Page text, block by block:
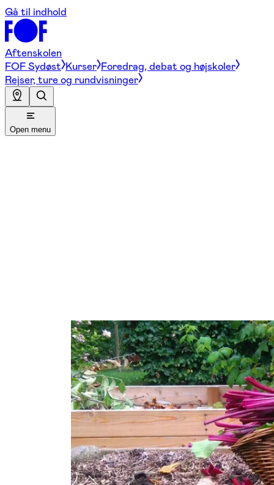
Gå til indhold
Aftenskolen
FOF Sydøst Kurser Foredrag, debat og højskoler
Rejser, ture og rundvisninger
Open menu